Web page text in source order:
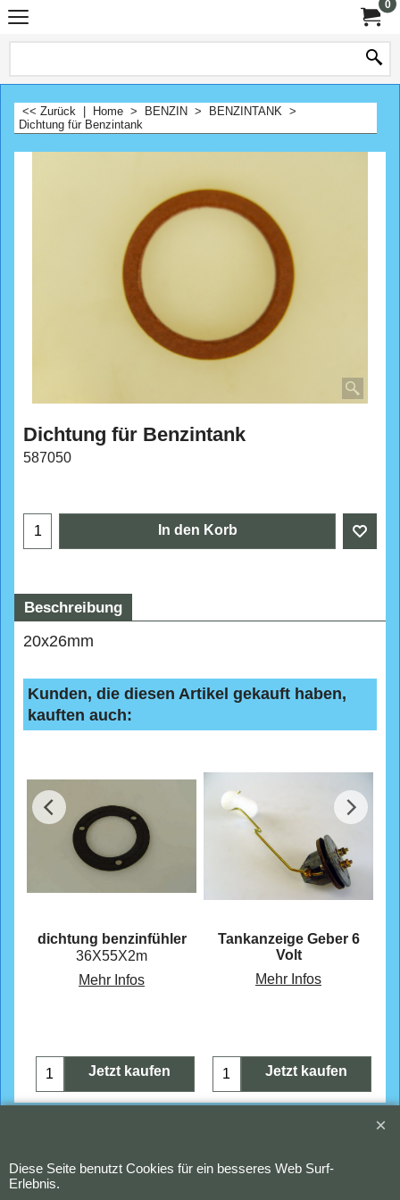
0
<< Zurück Home > BENZIN > BENZINTANK >
Dichtung für Benzintank
Dichtung für Benzintank
587050
In den Korb
Beschreibung
20x26mm
Kunden, die diesen Artikel gekauft haben,
kauften auch:
dichtung benzinfühler
36X55X2m
Mehr Infos
Jetzt kaufen
Tankanzeige Geber 6
Volt
Mehr Infos
Jetzt kaufen
WebShop erstellt mit
Diese Seite benutzt Cookies für ein besseres Web Surf-
Erlebnis.